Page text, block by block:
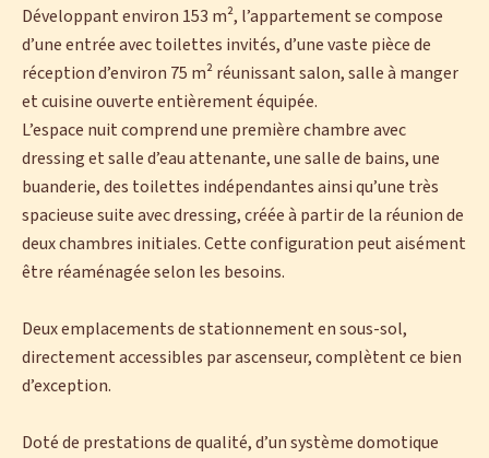
Développant environ 153 m², l’appartement se compose
d’une entrée avec toilettes invités, d’une vaste pièce de
réception d’environ 75 m² réunissant salon, salle à manger
et cuisine ouverte entièrement équipée.
L’espace nuit comprend une première chambre avec
dressing et salle d’eau attenante, une salle de bains, une
buanderie, des toilettes indépendantes ainsi qu’une très
spacieuse suite avec dressing, créée à partir de la réunion de
deux chambres initiales. Cette configuration peut aisément
être réaménagée selon les besoins.
Deux emplacements de stationnement en sous-sol,
directement accessibles par ascenseur, complètent ce bien
d’exception.
Doté de prestations de qualité, d’un système domotique